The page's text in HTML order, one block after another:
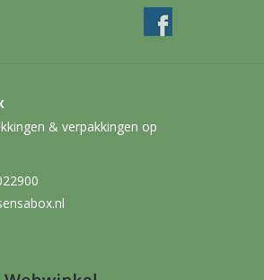
& verpakkingen op